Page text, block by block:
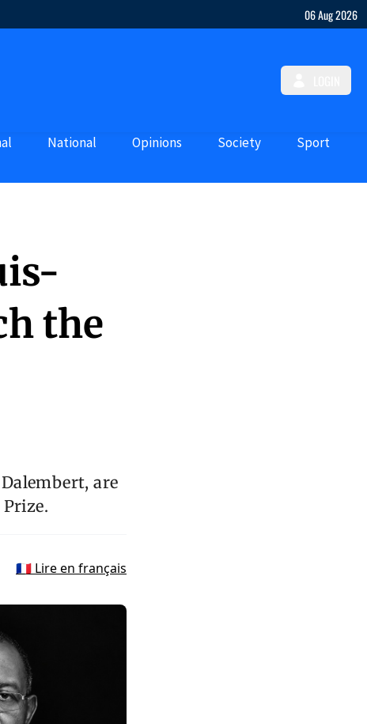
06 Aug 2026
National Opinions Society Sport
the
are
🇫🇷 Lire en français